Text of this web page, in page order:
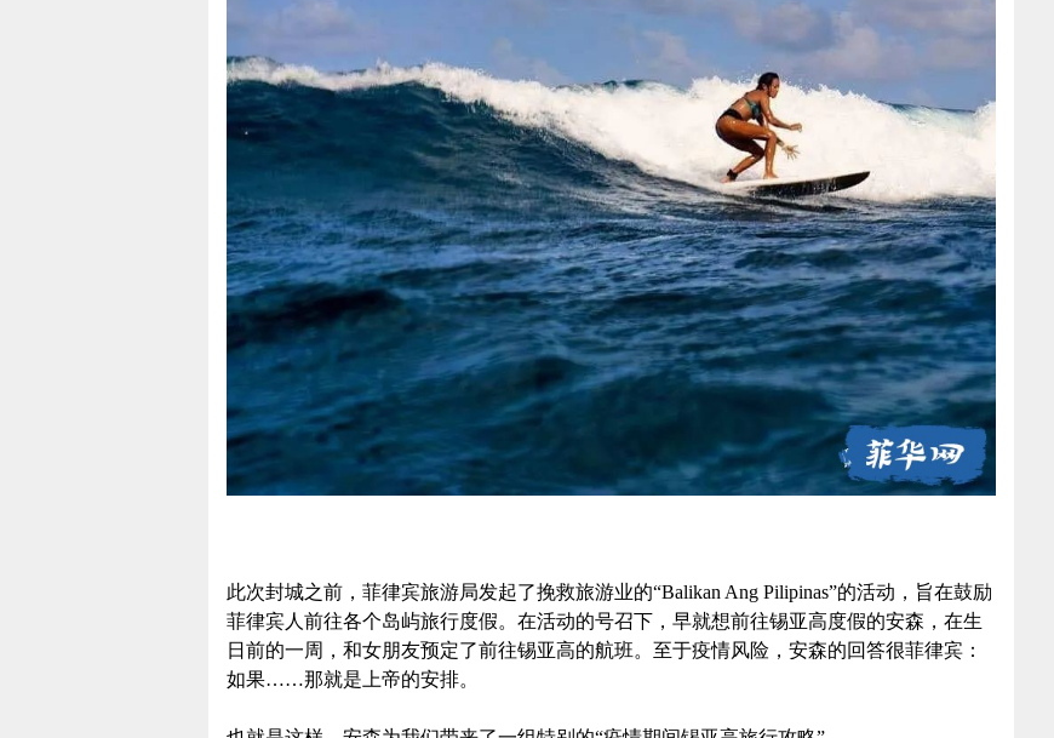
此次封城之前，菲律宾旅游局发起了挽救旅游业的“Balikan Ang Pilipinas”的活动，旨在鼓励
菲律宾人前往各个岛屿旅行度假。在活动的号召下，早就想前往锡亚高度假的安森，在生
日前的一周，和女朋友预定了前往锡亚高的航班。至于疫情风险，安森的回答很菲律宾：
如果……那就是上帝的安排。